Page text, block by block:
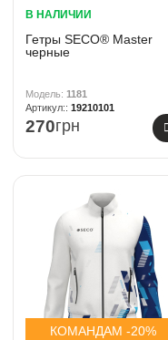
В НАЛИЧИИ
Гетры SECO® Master
черные
1181
19210101
270грн
КОМАНДАМ -20%